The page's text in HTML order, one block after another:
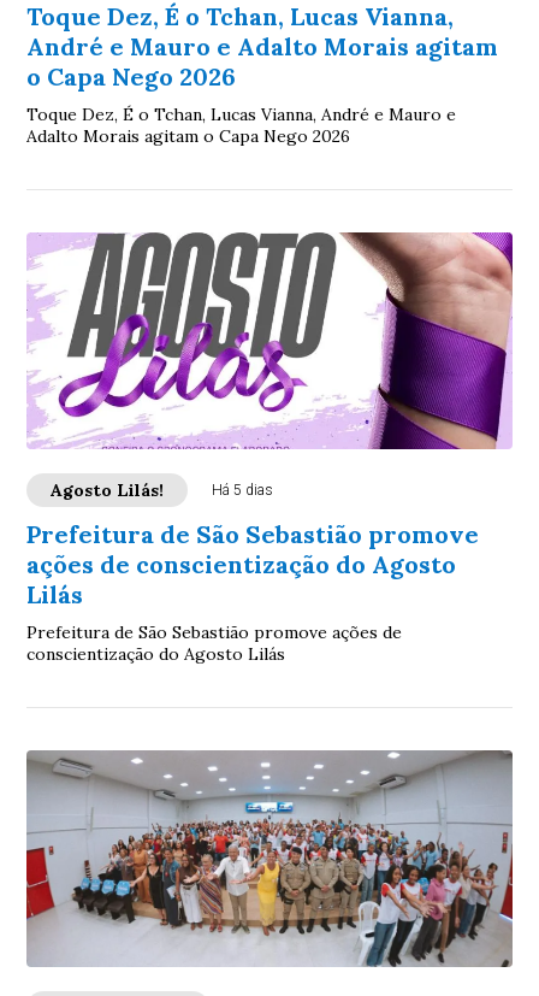
Toque Dez, É o Tchan, Lucas Vianna,
André e Mauro e Adalto Morais agitam
o Capa Nego 2026
Toque Dez, É o Tchan, Lucas Vianna, André e Mauro e
Adalto Morais agitam o Capa Nego 2026
Agosto Lilás! Há 5 dias
Prefeitura de São Sebastião promove
ações de conscientização do Agosto
Lilás
Prefeitura de São Sebastião promove ações de
conscientização do Agosto Lilás